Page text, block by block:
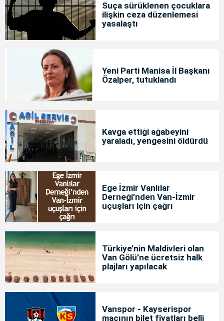
Suça sürüklenen çocuklara
ilişkin ceza düzenlemesi
yasalaştı
Yeni Parti Manisa İl Başkanı
Özalper, tutuklandı
Kavga ettiği ağabeyini
yaraladı, yengesini öldürdü
Ege İzmir Vanlılar
Derneği’nden Van-İzmir
uçuşları için çağrı
Türkiye’nin Maldivleri olan
Van Gölü’ne ücretsiz halk
plajları yapılacak
Vanspor - Kayserispor
maçının bilet fiyatları belli